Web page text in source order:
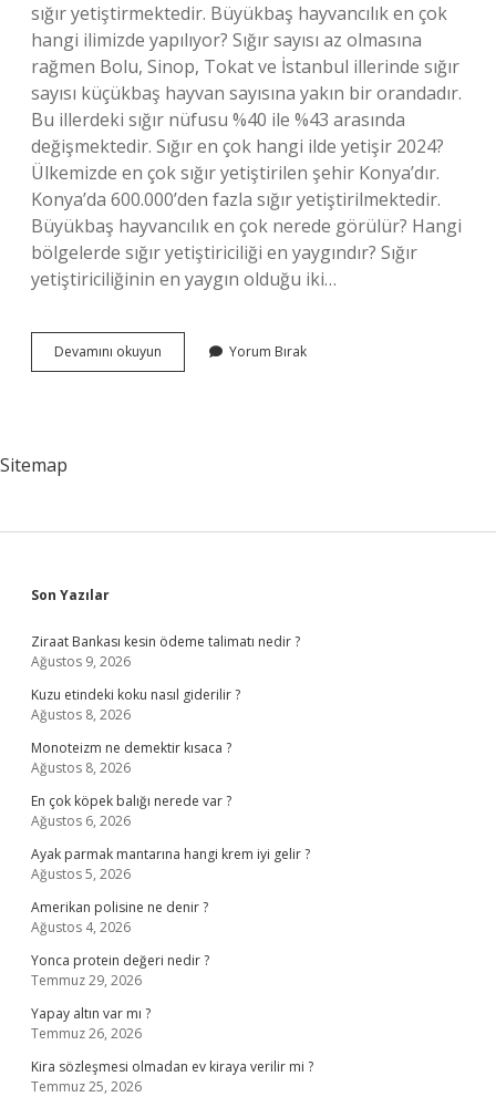
sığır yetiştirmektedir. Büyükbaş hayvancılık en çok
hangi ilimizde yapılıyor? Sığır sayısı az olmasına
rağmen Bolu, Sinop, Tokat ve İstanbul illerinde sığır
sayısı küçükbaş hayvan sayısına yakın bir orandadır.
Bu illerdeki sığır nüfusu %40 ile %43 arasında
değişmektedir. Sığır en çok hangi ilde yetişir 2024?
Ülkemizde en çok sığır yetiştirilen şehir Konya’dır.
Konya’da 600.000’den fazla sığır yetiştirilmektedir.
Büyükbaş hayvancılık en çok nerede görülür? Hangi
bölgelerde sığır yetiştiriciliği en yaygındır? Sığır
yetiştiriciliğinin en yaygın olduğu iki…
Devamını okuyun Türkiyede
En
Yorum Bırak
Sitemap
Sidebar
Son Yazılar
Ziraat Bankası kesin ödeme talimatı nedir ?
Ağustos 9, 2026
Kuzu etindeki koku nasıl giderilir ?
Ağustos 8, 2026
Monoteizm ne demektir kısaca ?
Ağustos 8, 2026
En çok köpek balığı nerede var ?
Ağustos 6, 2026
Ayak parmak mantarına hangi krem iyi gelir ?
Ağustos 5, 2026
Amerikan polisine ne denir ?
Ağustos 4, 2026
Yonca protein değeri nedir ?
Temmuz 29, 2026
Yapay altın var mı ?
Temmuz 26, 2026
Kira sözleşmesi olmadan ev kiraya verilir mi ?
Temmuz 25, 2026